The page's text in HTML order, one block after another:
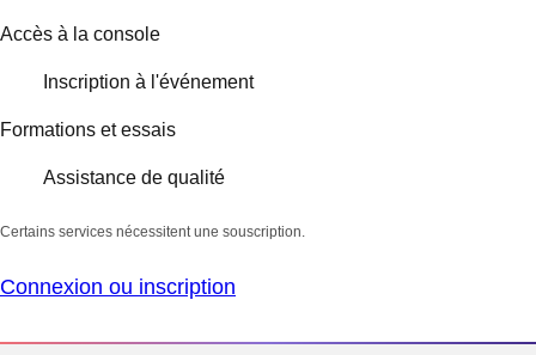
Accès à la console
Inscription à l'événement
Formations et essais
Assistance de qualité
Certains services nécessitent une souscription.
Connexion ou inscription